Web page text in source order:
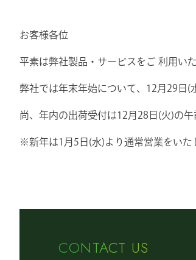
お客様各位
平素は弊社製品・サービスをご 利用い
弊社では年末年始について、12月29日(
尚、年内の出荷受付は12月28日(火)の
※新年は1月5日(水)より通常営業をいた
CONTACT US